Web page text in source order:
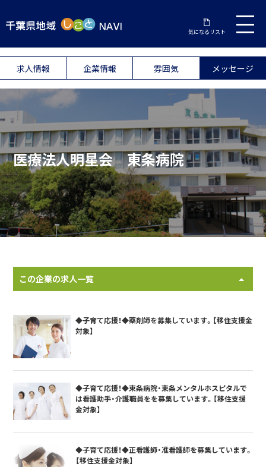
気になるリスト
求人情報 企業情報 雰囲気 メッセージ
医療法人明星会 東条病院
この企業の求人一覧
◆子育て応援！◆薬剤師を募集しています。【移住支援金
対象】
◆子育て応援！◆東条病院・東条メンタルホスピタルで
は看護助手・介護職員をを募集しています。【移住支援
金対象】
◆子育て応援！◆正看護師・准看護師を募集しています。
【移住支援金対象】